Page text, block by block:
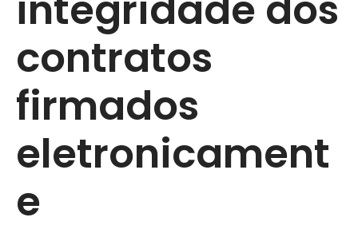
contratos
firmados
eletronicament
e